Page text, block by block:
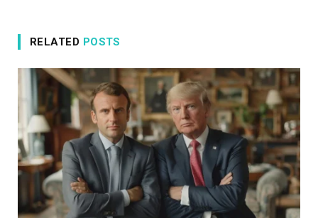
RELATED POSTS